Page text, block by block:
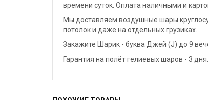
времени суток. Оплата наличными и
Мы доставляем воздушные шары
потолок и даже на отдельных грузиках.
Закажите Шарик - буква Джей (J) до 9
Гарантия на полёт гелиевых шаров - 3